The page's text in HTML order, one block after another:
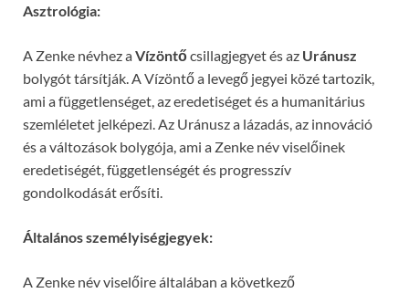
Asztrológia:
A Zenke névhez aVízöntőcsillagjegyet és az Uránusz
bolygót társítják. A Vízöntő a levegő jegyei közé tartozik,
ami a függetlenséget, az eredetiséget és a humanitárius
szemléletet jelképezi. Az Uránusz a lázadás, az innováció
és a változások bolygója, ami a Zenke név viselőinek
eredetiségét, függetlenségét és progresszív
gondolkodását erősíti.
Általános személyiségjegyek:
A Zenke név viselőire általában a következő